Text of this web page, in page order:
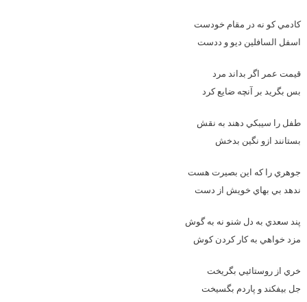
کادمي کو نه در مقام خودست
اسفل السافلين ديو و ددست
قيمت عمر اگر بداند مرد
بس بگريد بر آنچه ضايع کرد
طفل را سيبکي دهند به نقش
بستانند ازو نگين بدخش
جوهري را که اين بصيرت هست
ندهد بي بهاي خويش از دست
پند سعدي به دل شنو نه به گوش
مزد خواهي به کار کردن کوش
خري از روستائيي بگريخت
جل بيفکند و پاردم بگسيخت